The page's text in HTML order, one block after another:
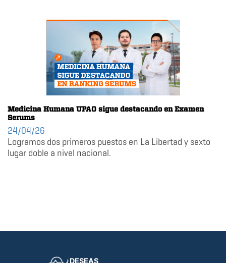
Medicina Humana UPAO sigue destacando en Examen
Serums
24/04/26
Logramos dos primeros puestos en La Libertad y sexto
lugar doble a nivel nacional.